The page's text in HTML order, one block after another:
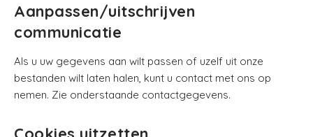
Aanpassen/uitschrijven
communicatie
Als u uw gegevens aan wilt passen of uzelf uit onze
bestanden wilt laten halen, kunt u contact met ons op
nemen. Zie onderstaande contactgegevens.